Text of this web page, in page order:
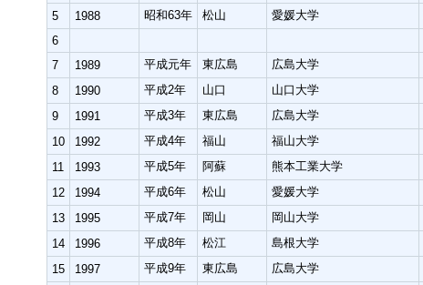
5
1988 昭和63年 松山 愛媛大学
6
7
1989 平成元年 東広島 広島大学
8
1990 平成2年 山口 山口大学
9
1991 平成3年 東広島 広島大学
10
1992 平成4年 福山 福山大学
11
1993 平成5年 阿蘇 熊本工業大学
12
1994 平成6年 松山 愛媛大学
13
1995 平成7年 岡山 岡山大学
14
1996 平成8年 松江 島根大学
15
1997 平成9年 東広島 広島大学